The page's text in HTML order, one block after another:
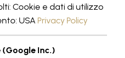
Cookie e dati di utilizzo
USAPrivacy Policy
Inc.)